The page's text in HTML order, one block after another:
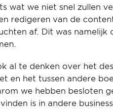
wat we niet snel zullen
redigeren van de
af. Dit was namelijk
al te denken over het
en het tussen andere
we hebben besloten
is in andere